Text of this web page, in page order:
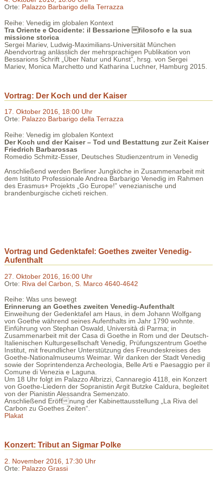
Orte: Palazzo Barbarigo della Terrazza
Reihe: Venedig im globalen Kontext
Tra Oriente e Occidente: il Bessarione filosofo e la sua
missione storica
Sergei Mariev, Ludwig-Maximilians-Universität München
Abendvortrag anlässlich der mehrsprachigen Publikation von
Bessarions Schrift „Über Natur und Kunst”, hrsg. von Sergei
Mariev, Monica Marchetto und Katharina Luchner, Hamburg 2015.
Vortrag: Der Koch und der Kaiser
17. Oktober 2016, 18:00 Uhr
Orte: Palazzo Barbarigo della Terrazza
Reihe: Venedig im globalen Kontext
Der Koch und der Kaiser – Tod und Bestattung zur Zeit Kaiser
Friedrich Barbarossas
Romedio Schmitz-Esser, Deutsches Studienzentrum in Venedig
Anschließend werden Berliner Jungköche in Zusammenarbeit mit
dem Istituto Professionale Andrea Barbarigo Venedig im Rahmen
des Erasmus+ Projekts „Go Europe!” venezianische und
brandenburgische cicheti reichen.
Vortrag und Gedenktafel: Goethes zweiter Venedig-
Aufenthalt
27. Oktober 2016, 16:00 Uhr
Orte: Riva del Carbon, S. Marco 4640-4642
Reihe: Was uns bewegt
Erinnerung an Goethes zweiten Venedig-Aufenthalt
Einweihung der Gedenktafel am Haus, in dem Johann Wolfgang
von Goethe während seines Aufenthalts im Jahr 1790 wohnte.
Einführung von Stephan Oswald, Università di Parma; in
Zusammenarbeit mit der Casa di Goethe in Rom und der Deutsch-
Italienischen Kulturgesellschaft Venedig, Prüfungszentrum Goethe
Institut, mit freundlicher Unterstützung des Freundeskreises des
Goethe-Nationalmuseums Weimar. Wir danken der Stadt Venedig
sowie der Soprintendenza Archeologia, Belle Arti e Paesaggio per il
Comune di Venezia e Laguna.
Um 18 Uhr folgt im Palazzo Albrizzi, Cannaregio 4118, ein Konzert
von Goethe-Liedern der Sopranistin Argit Butzke Caldura, begleitet
von der Pianistin Alessandra Semenzato.
Anschließend Eröffnung der Kabinettausstellung „La Riva del
Carbon zu Goethes Zeiten“.
Plakat
Konzert: Tribut an Sigmar Polke
2. November 2016, 17:30 Uhr
Orte: Palazzo Grassi